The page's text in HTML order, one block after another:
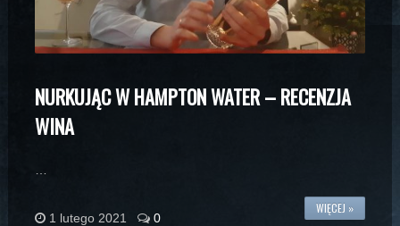
NURKUJĄC W HAMPTON WATER – RECENZJA
WINA
WIĘCEJ »
1 lutego 2021 0